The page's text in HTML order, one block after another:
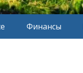
Финансы